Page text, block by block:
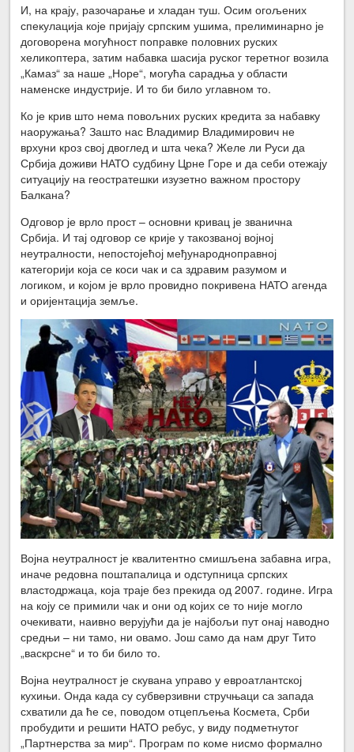
И, на крају, разочарање и хладан туш. Осим огољених
спекулација које пријају српским ушима, прелиминарно је
договорена могућност поправке половних руских
хеликоптера, затим набавка шасија руског теретног возила
„Камаз“ за наше „Норе“, могућа сарадња у области
наменске индустрије. И то би било углавном то.
Ко је крив што нема повољних руских кредита за набавку
наоружања? Зашто нас Владимир Владимирович не
врхуни кроз свој двоглед и шта чека? Желе ли Руси да
Србија доживи НАТО судбину Црне Горе и да себи отежају
ситуацију на геостратешки изузетно важном простору
Балкана?
Одговор је врло прост – основни кривац је званична
Србија. И тај одговор се крије у такозваној војној
неутралности, непостојећој међународноправној
категорији која се коси чак и са здравим разумом и
логиком, и којом је врло провидно покривена НАТО агенда
и оријентација земље.
Војна неутралност је квалитентно смишљена забавна игра,
иначе редовна поштапалица и одступница српских
властодржаца, која траје без прекида од 2007. године. Игра
на коју се примили чак и они од којих се то није могло
очекивати, наивно верујући да је најбољи пут онај наводно
средњи – ни тамо, ни овамо. Још само да нам друг Тито
„васкрсне“ и то би било то.
Војна неутралност је скувана управо у евроатлантској
кухињи. Онда када су субверзивни стручњаци са запада
схватили да ће се, поводом отцепљења Космета, Срби
пробудити и решити НАТО ребус, у виду подметнутог
„Партнерства за мир“. Програм по коме нисмо формално